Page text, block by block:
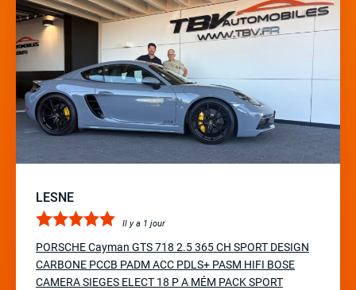
LESNE
Il y a 1 jour
PORSCHE Cayman GTS 718 2.5 365 CH SPORT DESIGN
CARBONE PCCB PADM ACC PDLS+ PASM HIFI BOSE
CAMERA SIEGES ELECT 18 P A MÉM PACK SPORT